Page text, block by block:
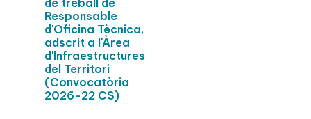
de treball de
Responsable
d'Oficina Tècnica,
adscrit a l'Àrea
d'Infraestructures
del Territori
(Convocatòria
2026-22 CS)